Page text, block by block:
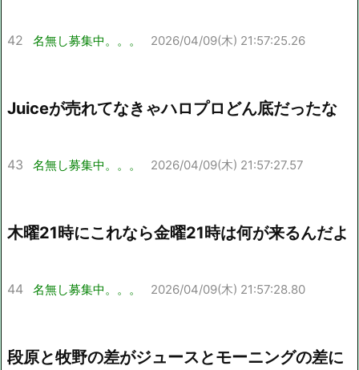
42 名無し募集中。。。 2026/04/09(木) 21:57:25.26
Juiceが売れてなきゃハロプロどん底だったな
43 名無し募集中。。。 2026/04/09(木) 21:57:27.57
木曜21時にこれなら金曜21時は何が来るんだよ
44 名無し募集中。。。 2026/04/09(木) 21:57:28.80
段原と牧野の差がジュースとモーニングの差に